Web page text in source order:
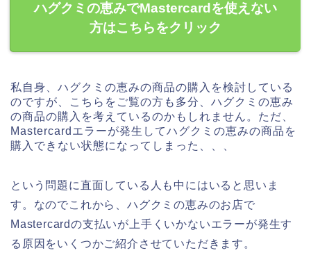
ハグクミの恵みでMastercardを使えない
方はこちらをクリック
私自身、ハグクミの恵みの商品の購入を検討している
のですが、こちらをご覧の方も多分、ハグクミの恵み
の商品の購入を考えているのかもしれません。ただ、
Mastercardエラーが発生してハグクミの恵みの商品を
購入できない状態になってしまった、、、
という問題に直面している人も中にはいると思いま
す。なのでこれから、ハグクミの恵みのお店で
Mastercardの支払いが上手くいかないエラーが発生す
る原因をいくつかご紹介させていただきます。